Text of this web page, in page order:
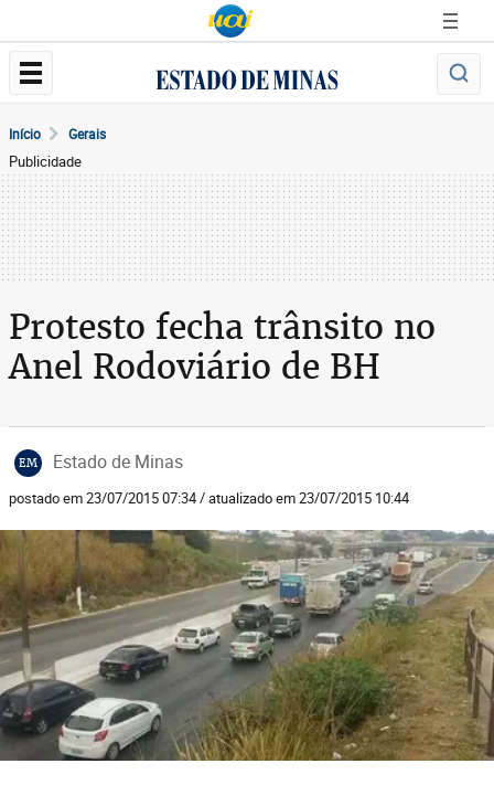
Início Gerais
Publicidade
Protesto fecha trânsito no
Anel Rodoviário de BH
EM Estado de Minas
postado em 23/07/2015 07:34 / atualizado em 23/07/2015 10:44